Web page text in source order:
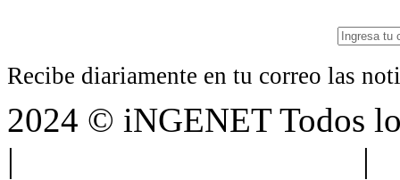
Recibe diariamente en tu correo las
2024 © iNGENET Todos
|
|